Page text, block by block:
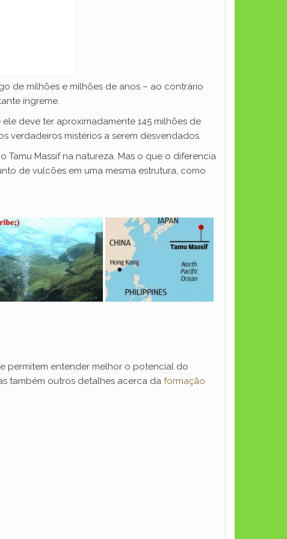
de milhões e milhões de anos – ao contrário
íngreme.
deve ter aproximadamente 145 milhões de
verdadeiros mistérios a serem desvendados.
Massif na natureza. Mas o que o diferencia
de vulcões em uma mesma estrutura, como
permitem entender melhor o potencial do
também outros detalhes acerca da formação